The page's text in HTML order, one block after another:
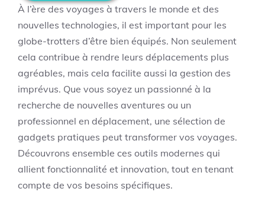
À l’ère des voyages à travers le monde et des
nouvelles technologies, il est important pour les
globe-trotters d’être bien équipés. Non seulement
cela contribue à rendre leurs déplacements plus
agréables, mais cela facilite aussi la gestion des
imprévus. Que vous soyez un passionné à la
recherche de nouvelles aventures ou un
professionnel en déplacement, une sélection de
gadgets pratiques peut transformer vos voyages.
Découvrons ensemble ces outils modernes qui
allient fonctionnalité et innovation, tout en tenant
compte de vos besoins spécifiques.